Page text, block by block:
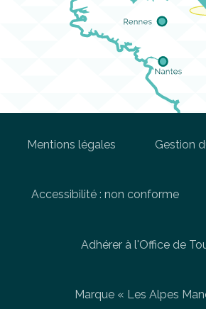
Mentions légales Gestion
Accessibilité : non conforme
Adhérer à l'Office de
Marque « Les Alpes